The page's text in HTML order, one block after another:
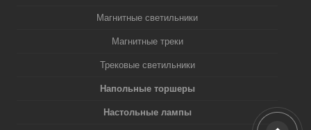
Магнитные светильники
Магнитные треки
Трековые светильники
Напольные торшеры
Настольные лампы